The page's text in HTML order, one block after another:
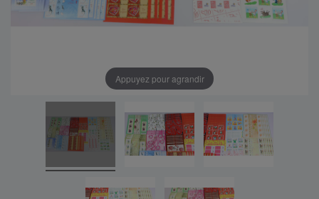
Appuyez pour agrandir